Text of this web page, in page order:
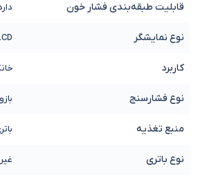
قابلیت طبقه‌بندی فشار خون
نوع نمایشگر
کاربرد
نوع فشارسنج
منبع تغذیه
نوع باتری